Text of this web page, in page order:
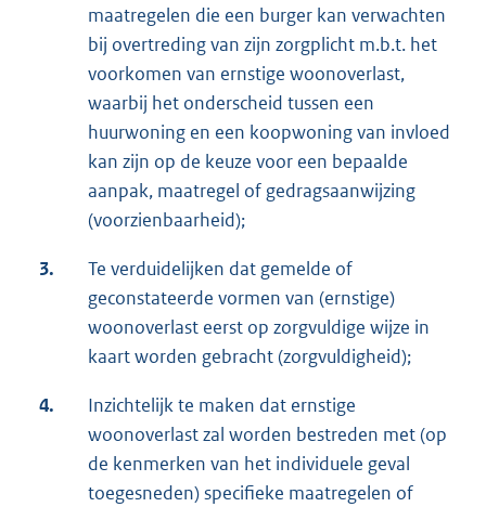
maatregelen die een burger kan verwachten
bij overtreding van zijn zorgplicht m.b.t. het
voorkomen van ernstige woonoverlast,
waarbij het onderscheid tussen een
huurwoning en een koopwoning van invloed
kan zijn op de keuze voor een bepaalde
aanpak, maatregel of gedragsaanwijzing
(voorzienbaarheid);
3.
Te verduidelijken dat gemelde of
geconstateerde vormen van (ernstige)
woonoverlast eerst op zorgvuldige wijze in
kaart worden gebracht (zorgvuldigheid);
4.
Inzichtelijk te maken dat ernstige
woonoverlast zal worden bestreden met (op
de kenmerken van het individuele geval
toegesneden) specifieke maatregelen of